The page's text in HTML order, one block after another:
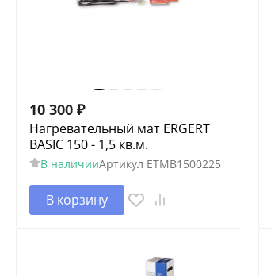
10 300 ₽
Нагревательный мат ERGERT
BASIC 150 - 1,5 кв.м.
В наличииАртикул ETMB1500225
В корзину